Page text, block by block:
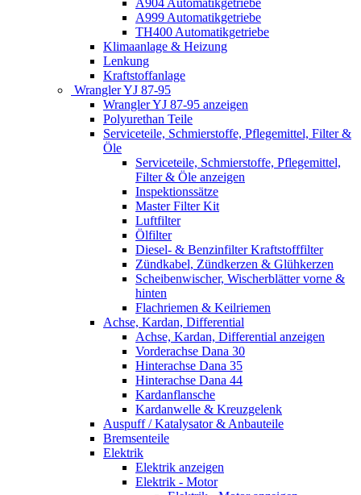
A999 Automatikgetriebe
TH400 Automatikgetriebe
Klimaanlage & Heizung
Lenkung
Kraftstoffanlage
Wrangler YJ 87-95
Wrangler YJ 87-95 anzeigen
Polyurethan Teile
Serviceteile, Schmierstoffe, Pflegemittel, Filter &
Öle
Serviceteile, Schmierstoffe, Pflegemittel,
Filter & Öle anzeigen
Inspektionssätze
Master Filter Kit
Luftfilter
Ölfilter
Diesel- & Benzinfilter Kraftstofffilter
Zündkabel, Zündkerzen & Glühkerzen
Scheibenwischer, Wischerblätter vorne &
hinten
Flachriemen & Keilriemen
Achse, Kardan, Differential
Achse, Kardan, Differential anzeigen
Vorderachse Dana 30
Hinterachse Dana 35
Hinterachse Dana 44
Kardanflansche
Kardanwelle & Kreuzgelenk
Auspuff / Katalysator & Anbauteile
Bremsenteile
Elektrik
Elektrik anzeigen
Elektrik - Motor